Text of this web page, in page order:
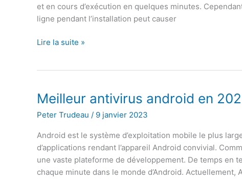
en
2020
et en cours d’exécution en quelques minutes.
ligne pendant l’installation peut causer
Comment
google
chrome
offline
Windows
Lire la suite »
Meilleur antivirus android en
Peter Trudeau / 9 janvier 2023
Android est le système d’exploitation mobile le plus
d’applications rendant l’appareil Android convivial.
une vaste plateforme de développement. De temps en
chaque minute dans le monde d’Android. Actuellement,